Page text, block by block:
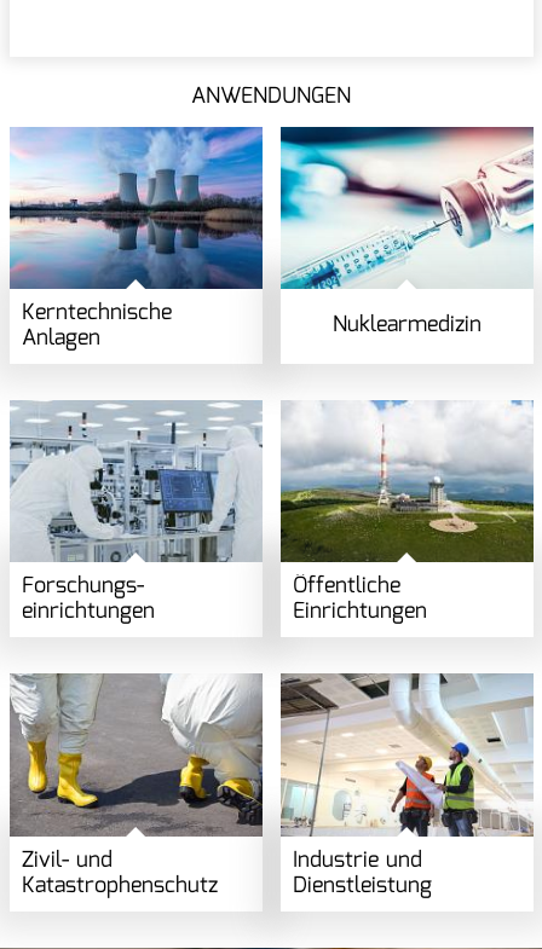
ANWENDUNGEN
Kerntechnische
Anlagen Nuklearmedizin
Forschungs­
einrichtungen
Öffentliche
Einrichtungen
Zivil- und
Katastrophen­schutz
Industrie und
Dienstleistung